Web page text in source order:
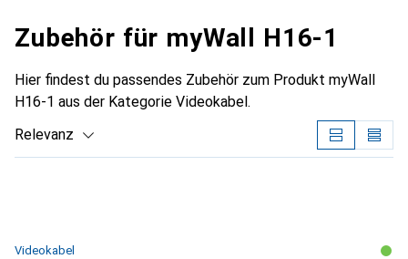
Zubehör für myWall H16-1
Hier findest du passendes Zubehör zum Produkt myWall
H16-1 aus der Kategorie Videokabel.
Relevanz
Videokabel